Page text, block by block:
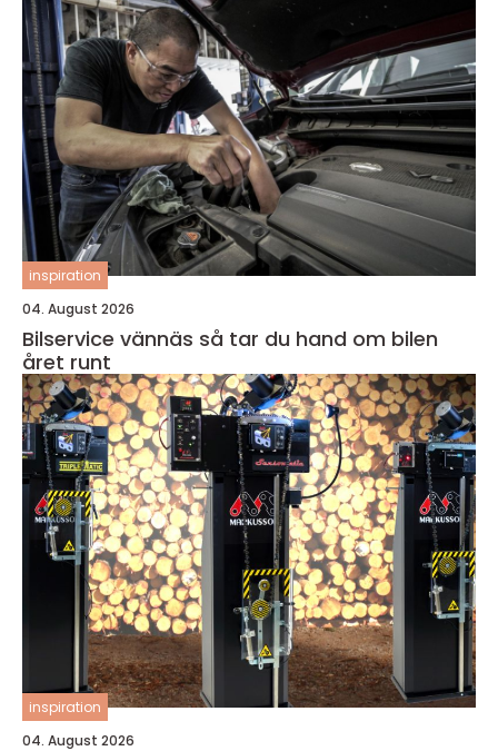
inspiration
04. August 2026
Bilservice vännäs så tar du hand om bilen
året runt
inspiration
04. August 2026